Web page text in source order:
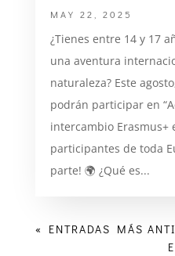
MAY 22, 2025
¿Tienes entre 14 y 17
una aventura
naturaleza? Este
podrán participar en
intercambio Erasmus+
participantes de toda
parte! 🌍 ¿Qué es...
« ENTRADAS MÁS